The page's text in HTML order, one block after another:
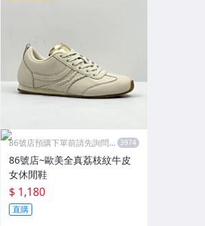
86號店預購下單前請先詢問數
86號店~歐美全真荔枝紋牛皮
女休閒鞋
$ 1,180
直購